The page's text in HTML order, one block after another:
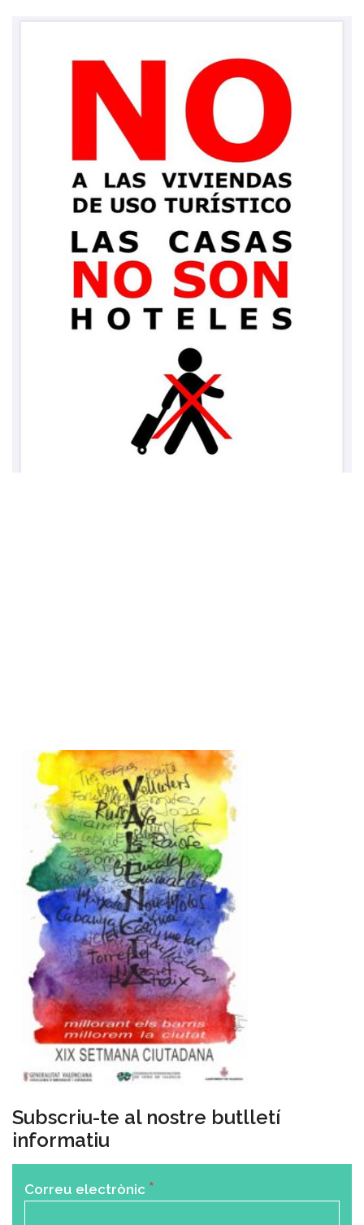
Subscriu-te al nostre butlletí
informatiu
Correu electrònic *